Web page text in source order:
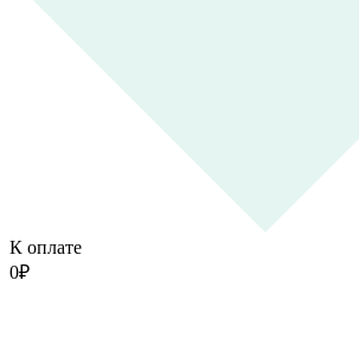
К оплате
0₽